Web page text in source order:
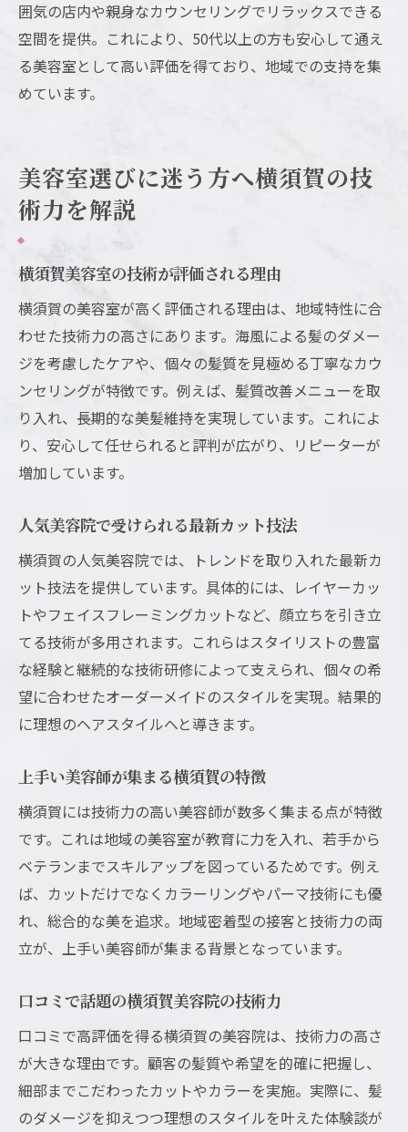
囲気の店内や親身なカウンセリングでリラックスできる
空間を提供。これにより、50代以上の方も安心して通え
る美容室として高い評価を得ており、地域での支持を集
めています。
美容室選びに迷う方へ横須賀の技
術力を解説
横須賀美容室の技術が評価される理由
横須賀の美容室が高く評価される理由は、地域特性に合
わせた技術力の高さにあります。海風による髪のダメー
ジを考慮したケアや、個々の髪質を見極める丁寧なカウ
ンセリングが特徴です。例えば、髪質改善メニューを取
り入れ、長期的な美髪維持を実現しています。これによ
り、安心して任せられると評判が広がり、リピーターが
増加しています。
人気美容院で受けられる最新カット技法
横須賀の人気美容院では、トレンドを取り入れた最新カ
ット技法を提供しています。具体的には、レイヤーカッ
トやフェイスフレーミングカットなど、顔立ちを引き立
てる技術が多用されます。これらはスタイリストの豊富
な経験と継続的な技術研修によって支えられ、個々の希
望に合わせたオーダーメイドのスタイルを実現。結果的
に理想のヘアスタイルへと導きます。
上手い美容師が集まる横須賀の特徴
横須賀には技術力の高い美容師が数多く集まる点が特徴
です。これは地域の美容室が教育に力を入れ、若手から
ベテランまでスキルアップを図っているためです。例え
ば、カットだけでなくカラーリングやパーマ技術にも優
れ、総合的な美を追求。地域密着型の接客と技術力の両
立が、上手い美容師が集まる背景となっています。
口コミで話題の横須賀美容院の技術力
口コミで高評価を得る横須賀の美容院は、技術力の高さ
が大きな理由です。顧客の髪質や希望を的確に把握し、
細部までこだわったカットやカラーを実施。実際に、髪
のダメージを抑えつつ理想のスタイルを叶えた体験談が